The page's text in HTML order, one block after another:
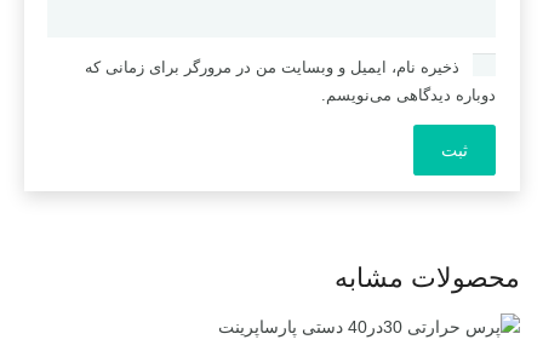
ذخیره نام، ایمیل و وبسایت من در مرورگر برای زمانی که
دوباره دیدگاهی می‌نویسم.
محصولات مشابه